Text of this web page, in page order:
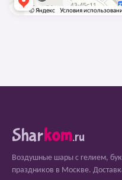
Sharkom.ru
Воздушные шары с гелием,
праздников в Москве.